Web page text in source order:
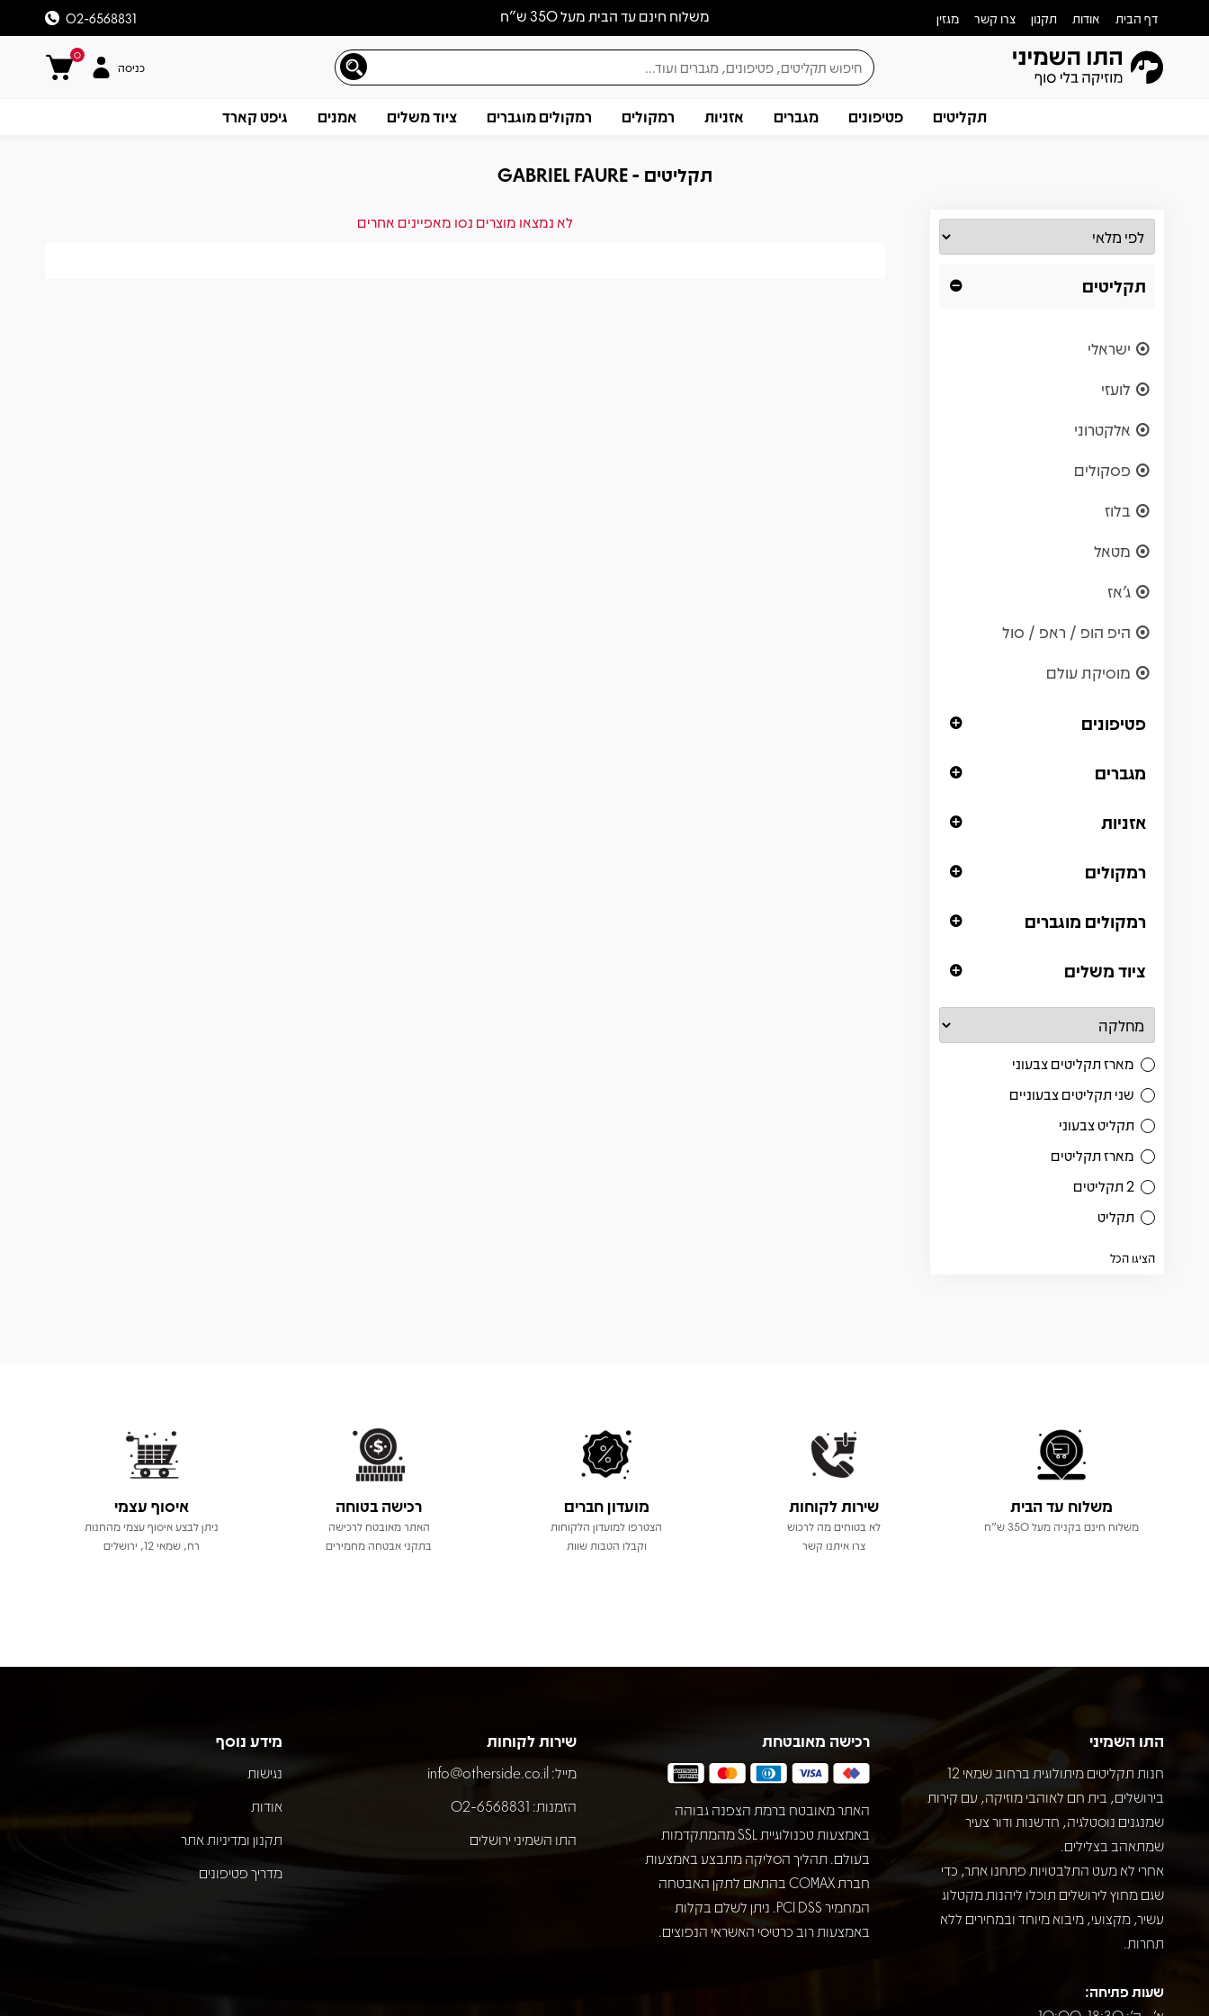
משלוח חינם עד הבית מעל 350 ש״ח דף הבית אודות תקנון צרו קשר מגזין 02-6568831
0
כניסה
תקליטים פטיפונים מגברים אזניות רמקולים רמקולים מוגברים ציוד משלים אמנים גיפט קארד
תקליטים - GABRIEL FAURE
תקליטים
ישראלי
לועזי
אלקטרוני
פסקולים
בלוז
מטאל
ג'אז
היפ הופ / ראפ / סול
מוסיקת עולם
פטיפונים
מגברים
אזניות
רמקולים
רמקולים מוגברים
ציוד משלים
מארז תקליטים צבעוני
שני תקליטים צבעוניים
תקליט צבעוני
מארז תקליטים
2 תקליטים
תקליט
הציגו הכל
לא נמצאו מוצרים נסו מאפיינים אחרים
משלוח עד הבית
משלוח חינם בקניה מעל 350 ש"ח
שירות לקוחות
לא בטוחים מה לרכוש
צרו איתנו קשר
מועדון חברים
הצטרפו למועדון הלקוחות
וקבלו הטבות שוות
רכישה בטוחה
האתר מאובטח לרכישה
בתקני אבטחה מחמירים
איסוף עצמי
ניתן לבצע איסוף עצמי מהחנות
רח, שמאי 12, ירושלים
התו השמיני
חנות תקליטים מיתולוגית ברחוב שמאי 12
בירושלים, בית חם לאוהבי מוזיקה, עם קירות
שמנגנים נוסטלגיה, חדשנות ודור צעיר
שמתאהב בצלילים.
אחרי לא מעט התלבטויות פתחנו אתר, כדי
שגם מחוץ לירושלים תוכלו ליהנות מקטלוג
עשיר, מקצועי, מיבוא מיוחד ובמחירים ללא
תחרות.
שעות פתיחה:
רכישה מאובטחת
האתר מאובטח ברמת הצפנה גבוהה
באמצעות טכנולוגיית SSL מהמתקדמות
בעולם. תהליך הסליקה מתבצע באמצעות
חברת COMAX בהתאם לתקן האבטחה
המחמיר PCI DSS. ניתן לשלם בקלות
באמצעות רוב כרטיסי האשראי הנפוצים.
שירות לקוחות
מייל: info@otherside.co.il
הזמנות: 02-6568831
התו השמיני ירושלים
מידע נוסף
נגישות
אודות
תקנון ומדיניות אתר
מדריך פטיפונים